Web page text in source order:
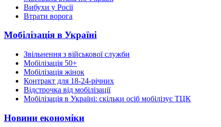
Вибухи у Росії
Втрати ворога
Мобілізація в Україні
Звільнення з військової служби
Мобілізація 50+
Мобілізація жінок
Контракт для 18-24-річних
Відстрочка від мобілізації
Мобілізація в Україні: скільки осіб мобілізує ТЦК
Новини економіки